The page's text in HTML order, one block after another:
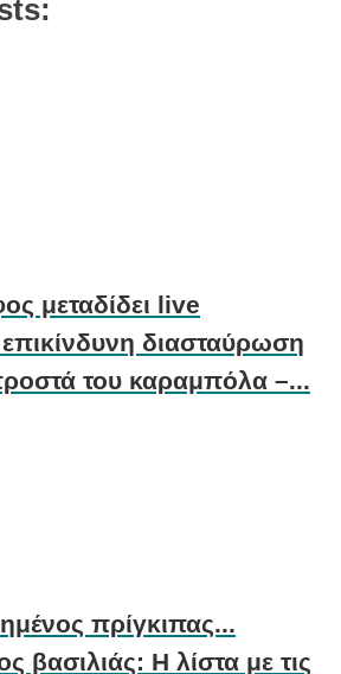
μεταδίδει live
διασταύρωση
του καραμπόλα –...
πρίγκιπας...
βασιλιάς: H λίστα με τις